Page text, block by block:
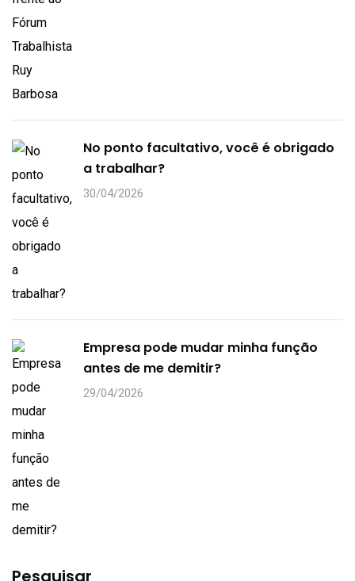
No ponto facultativo, você é obrigado
a trabalhar?
30/04/2026
Empresa pode mudar minha função
antes de me demitir?
29/04/2026
Pesquisar